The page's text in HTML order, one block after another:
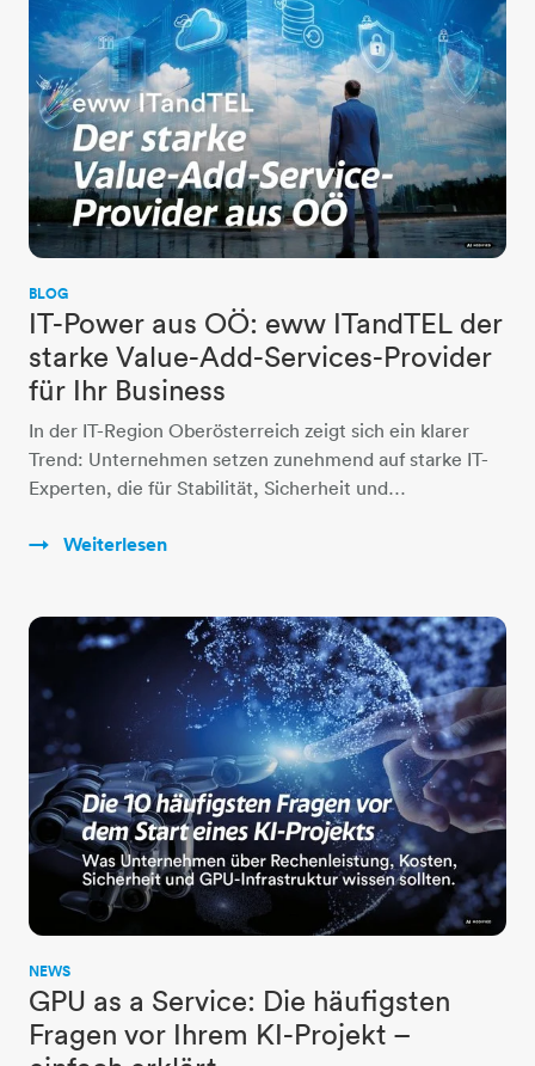
BLOG
IT-Power aus OÖ: eww ITandTEL der
starke Value-Add-Services-Provider
für Ihr Business
In der IT-Region Oberösterreich zeigt sich ein klarer
Trend: Unternehmen setzen zunehmend auf starke IT-
Experten, die für Stabilität, Sicherheit und…
Weiterlesen
NEWS
GPU as a Service: Die häufigsten
Fragen vor Ihrem KI-Projekt –